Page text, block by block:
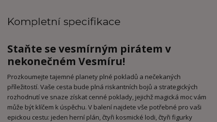
Kompletní specifikace
Staňte se vesmírným pirátem v
nekonečném Vesmíru!
Prozkoumejte tajemné planety plné pokladů a nečekaných
příležitostí. Vaše cesta bude plná riskantních bojů a strategických
rozhodnutí ve snaze získat cenné poklady, jejichž magická moc vám
může být klíčem k úspěchu. V balení najdete vše potřebné pro vaši
epickou cestu: jeden herní plán, čtyři kosmické lodi, čtyři figurky